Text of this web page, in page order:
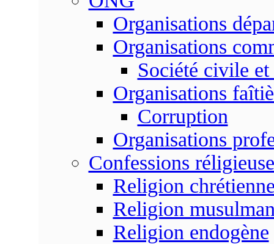
Organisations
Organisations
Société civile
Organisations
Corruption
Organisations
Confessions
Religion
Religion
Religion endogène